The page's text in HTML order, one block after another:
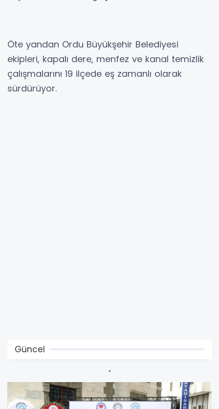
Öte yandan Ordu Büyükşehir Belediyesi
ekipleri, kapalı dere, menfez ve kanal temizlik
çalışmalarını 19 ilçede eş zamanlı olarak
sürdürüyor.
Güncel